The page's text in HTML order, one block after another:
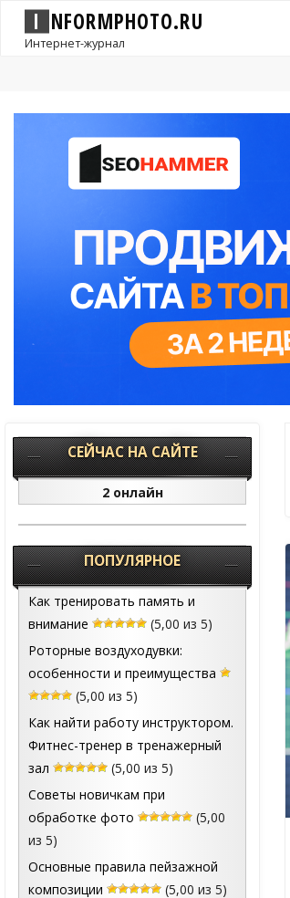
I NFORMPHOTO.RU
Интернет-журнал
СЕЙЧАС НА САЙТЕ
2 онлайн
ПОПУЛЯРНОЕ
Как тренировать память и
внимание
(5,00 из 5)
Роторные воздуходувки:
особенности и преимущества
(5,00 из 5)
Как найти работу инструктором.
Фитнес-тренер в тренажерный
зал
(5,00 из 5)
Советы новичкам при
обработке фото
(5,00
из 5)
Основные правила пейзажной
композиции
(5,00 из 5)